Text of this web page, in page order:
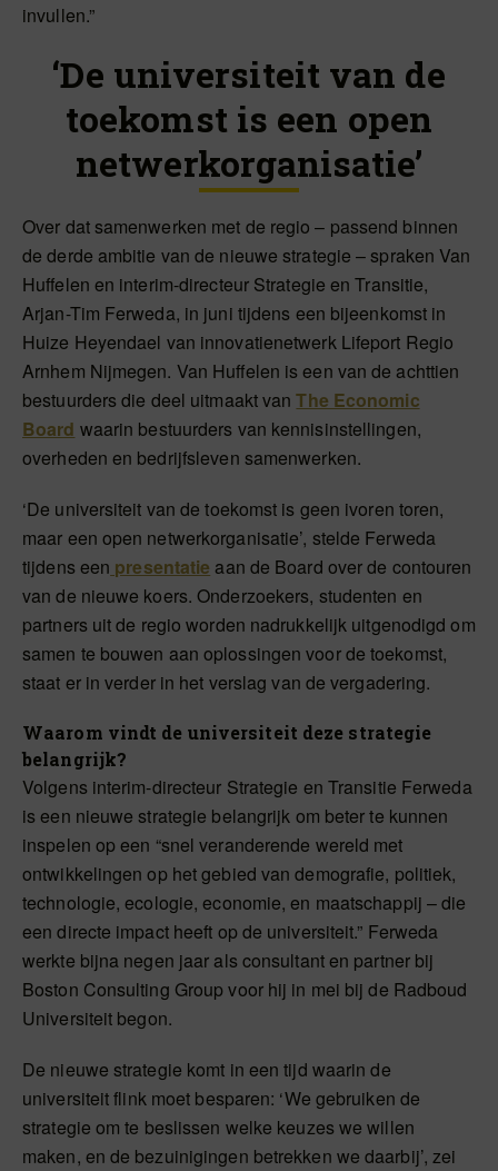
invullen.”
‘De universiteit van de
toekomst is een open
netwerkorganisatie’
Over dat samenwerken met de regio – passend binnen
de derde ambitie van de nieuwe strategie – spraken Van
Huffelen en interim-directeur Strategie en Transitie,
Arjan-Tim Ferweda, in juni tijdens een bijeenkomst in
Huize Heyendael van innovatienetwerk Lifeport Regio
Arnhem Nijmegen. Van Huffelen is een van de achttien
bestuurders die deel uitmaakt vanThe Economic
Board waarin bestuurders van kennisinstellingen,
overheden en bedrijfsleven samenwerken.
‘De universiteit van de toekomst is geen ivoren toren,
maar een open netwerkorganisatie’, stelde Ferweda
tijdens een presentatie aan de Board over de contouren
van de nieuwe koers. Onderzoekers, studenten en
partners uit de regio worden nadrukkelijk uitgenodigd om
samen te bouwen aan oplossingen voor de toekomst,
staat er in verder in het verslag van de vergadering.
Waarom vindt de universiteit deze strategie
belangrijk?
Volgens interim-directeur Strategie en Transitie Ferweda
is een nieuwe strategie belangrijk om beter te kunnen
inspelen op een “snel veranderende wereld met
ontwikkelingen op het gebied van demografie, politiek,
technologie, ecologie, economie, en maatschappij – die
een directe impact heeft op de universiteit.” Ferweda
werkte bijna negen jaar als consultant en partner bij
Boston Consulting Group voor hij in mei bij de Radboud
Universiteit begon.
De nieuwe strategie komt in een tijd waarin de
universiteit flink moet besparen: ‘We gebruiken de
strategie om te beslissen welke keuzes we willen
maken, en de bezuinigingen betrekken we daarbij’, zei